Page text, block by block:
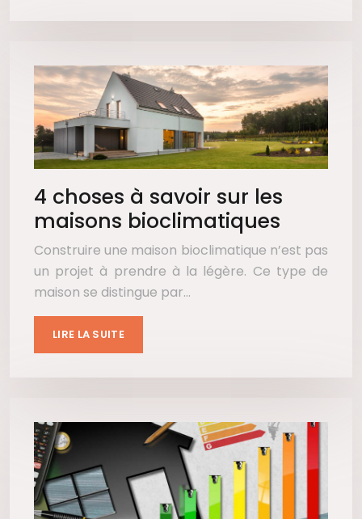
4 choses à savoir sur les
maisons bioclimatiques
Construire une maison bioclimatique n’est pas
un projet à prendre à la légère. Ce type de
maison se distingue par…
LIRE LA SUITE